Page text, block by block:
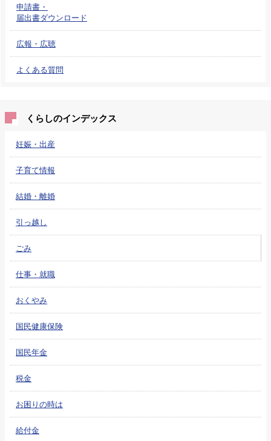
申請書・
届出書ダウンロード
広報・広聴
よくある質問
くらしのインデックス
妊娠・出産
子育て情報
結婚・離婚
引っ越し
ごみ
仕事・就職
おくやみ
国民健康保険
国民年金
税金
お困りの時は
給付金